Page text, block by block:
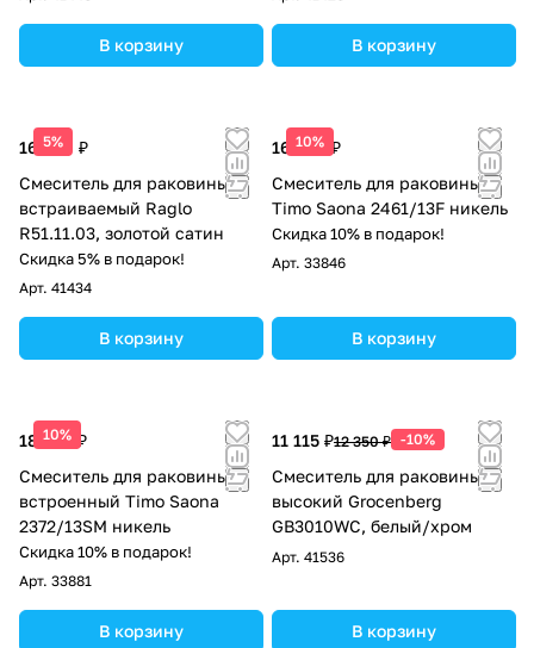
В корзину В корзину
5%
16 569 ₽
Смеситель для раковины
встраиваемый Raglo
R51.11.03, золотой сатин
Скидка 5% в подарок!
Арт. 41434
В корзину
10%
16 092 ₽
Смеситель для раковины
Timo Saona 2461/13F никель
Скидка 10% в подарок!
Арт. 33846
В корзину
10%
18 676 ₽
Смеситель для раковины
встроенный Timo Saona
2372/13SM никель
Скидка 10% в подарок!
Арт. 33881
В корзину
11 115 ₽12 350 ₽ -10%
Смеситель для раковины
высокий Grocenberg
GB3010WC, белый/хром
Арт. 41536
В корзину